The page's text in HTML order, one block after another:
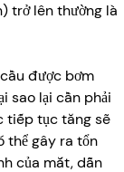
trở lên thường là
được bơm
sao lại cần phải
tiếp tục tăng sẽ
thể gây ra tổn
của mắt, dẫn